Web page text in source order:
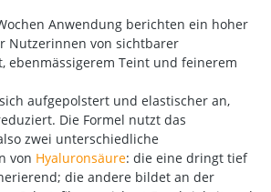
Anwendung berichten ein hoher
Nutzerinnen von sichtbarer
ebenmässigerem Teint und feinerem
aufgepolstert und elastischer an,
Die Formel nutzt das
zwei unterschiedliche
von Hyaluronsäure: die eine dringt tief
die andere bildet an der